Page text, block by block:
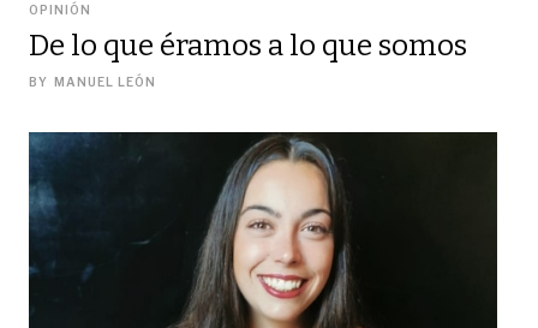
OPINIÓN
De lo que éramos a lo que somos
BY MANUEL LEÓN